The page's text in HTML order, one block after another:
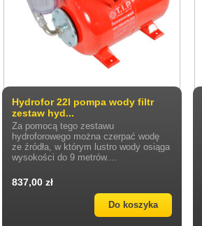
Hydrofor 22l pompa wody filtr
zestaw hyd...
Za pomocą tego zestawu
hydroforowego można czerpać wodę
ze źródła, w którym lustro wody osiąga
wysokości do 9 metrów....
837,00 zł
Do koszyka